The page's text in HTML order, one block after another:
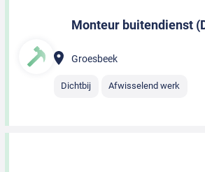
Monteur buitendienst
Groesbeek
Dichtbij Afwisselend werk